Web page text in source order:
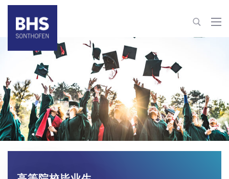
+86 22 82126-263
info@bhs-sonthofen.cn
联系信息